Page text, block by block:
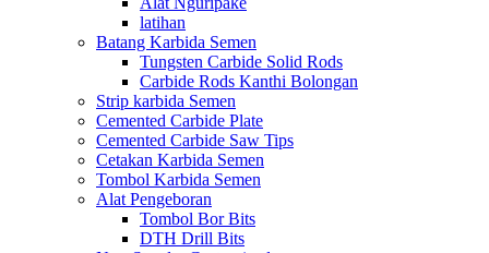
latihan
Batang Karbida Semen
Tungsten Carbide Solid Rods
Carbide Rods Kanthi Bolongan
Strip karbida Semen
Cemented Carbide Plate
Cemented Carbide Saw Tips
Cetakan Karbida Semen
Tombol Karbida Semen
Alat Pengeboran
Tombol Bor Bits
DTH Drill Bits